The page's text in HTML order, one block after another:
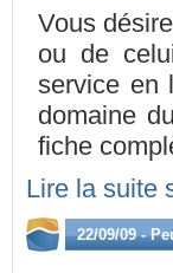
Vous
ou de
service en
domaine
fiche
Lire la suite
22/09/09 -